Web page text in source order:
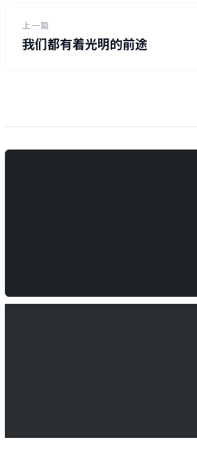
上一篇
我们都有着光明的前途